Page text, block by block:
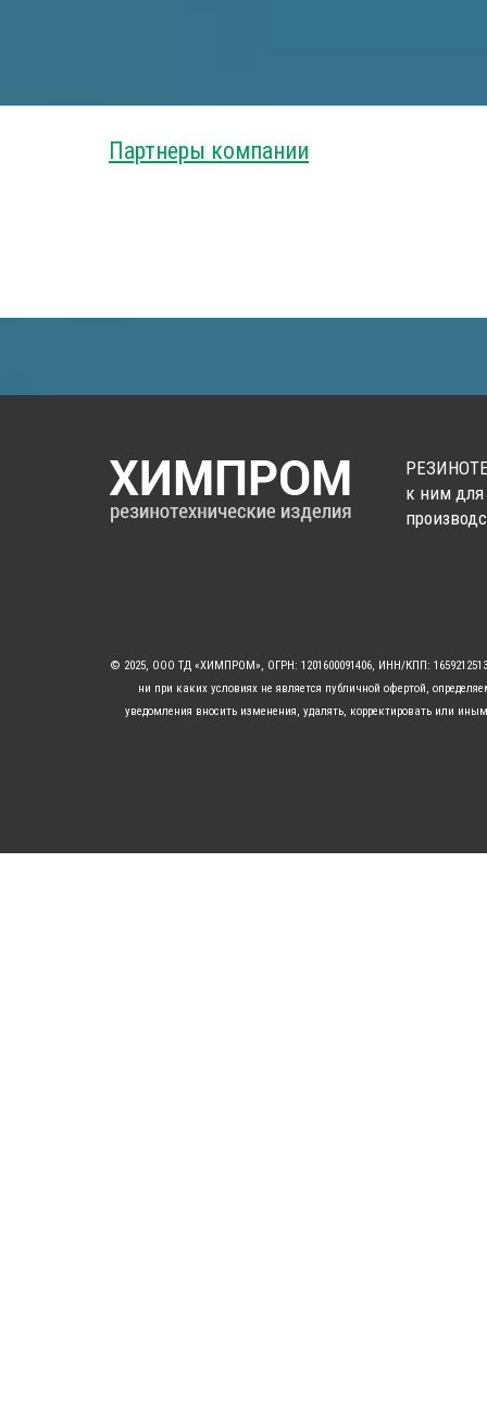
Партнеры компании
к ним для
© 2025, ООО ТД «ХИМПРОМ», ОГРН: 1201600091406, ИНН/КПП:
ни при каких условиях не является публичной офертой,
уведомления вносить изменения, удалять, корректировать или